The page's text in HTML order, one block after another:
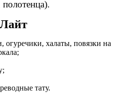
полотенца).
Лайт
огуречики, халаты, повязки на
тату.